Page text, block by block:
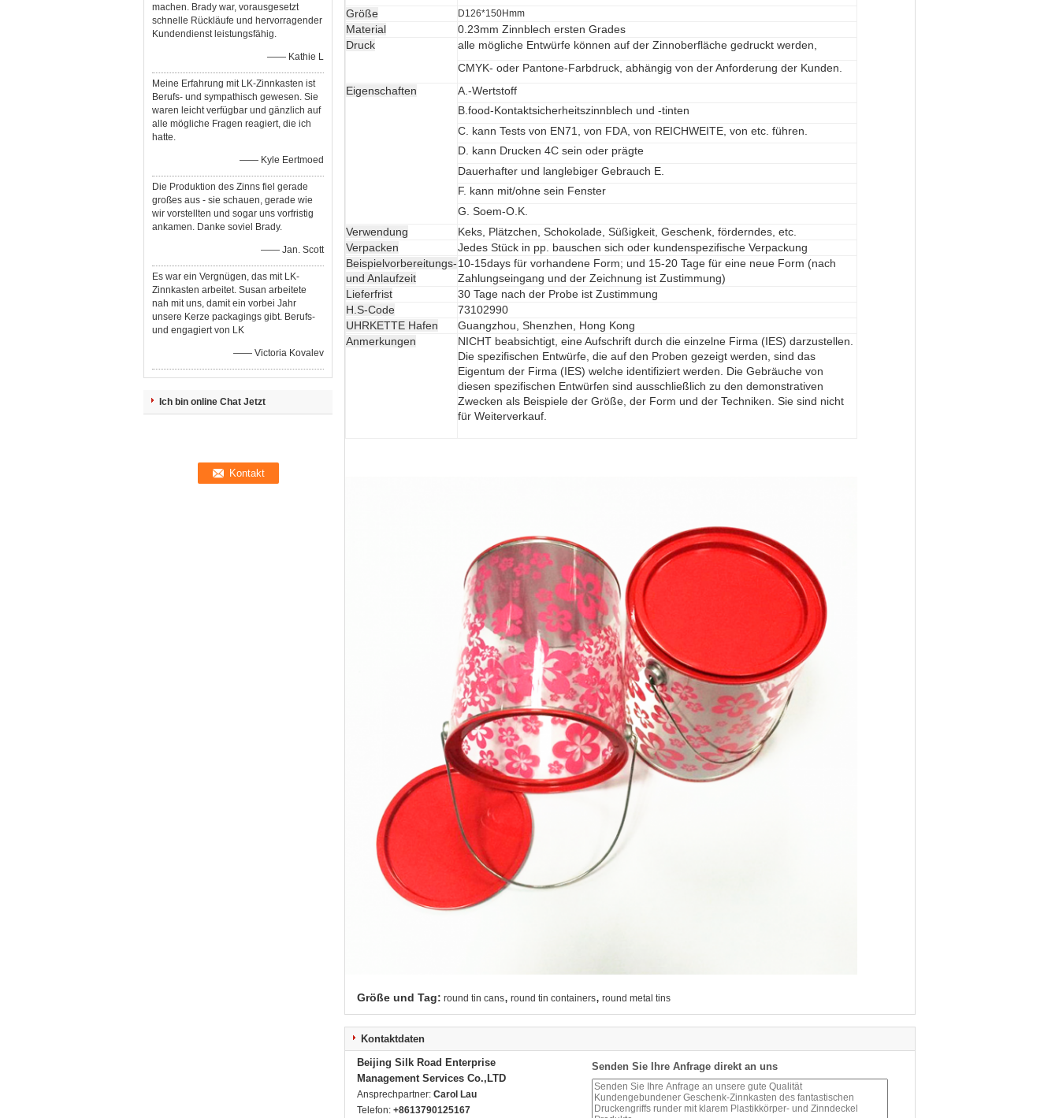
machen. Brady war, vorausgesetzt
schnelle Rückläufe und hervorragender
Kundendienst leistungsfähig.
—— Kathie L
Meine Erfahrung mit LK-Zinnkasten ist
Berufs- und sympathisch gewesen. Sie
waren leicht verfügbar und gänzlich auf
alle mögliche Fragen reagiert, die ich
hatte.
—— Kyle Eertmoed
Die Produktion des Zinns fiel gerade
großes aus - sie schauen, gerade wie
wir vorstellten und sogar uns vorfristig
ankamen. Danke soviel Brady.
—— Jan. Scott
Es war ein Vergnügen, das mit LK-
Zinnkasten arbeitet. Susan arbeitete
nah mit uns, damit ein vorbei Jahr
unsere Kerze packagings gibt. Berufs-
und engagiert von LK
—— Victoria Kovalev
Ich bin online Chat Jetzt
Größe D126*150Hmm
Material
0.23mm Zinnblech ersten Grades
Druck
alle mögliche Entwürfe können auf der Zinnoberfläche gedruckt werden,
CMYK- oder Pantone-Farbdruck, abhängig von der Anforderung der Kunden.
Eigenschaften
A.-Wertstoff
B.food-Kontaktsicherheitszinnblech und -tinten
C. kann Tests von EN71, von FDA, von REICHWEITE, von etc. führen.
D. kann Drucken 4C sein oder prägte
Dauerhafter und langlebiger Gebrauch E.
F. kann mit/ohne sein Fenster
G. Soem-O.K.
Verwendung
Keks, Plätzchen, Schokolade, Süßigkeit, Geschenk, förderndes, etc.
Verpacken
Jedes Stück in pp. bauschen sich oder kundenspezifische Verpackung
Beispielvorbereitungs-
und Anlaufzeit
10-15days für vorhandene Form; und 15-20 Tage für eine neue Form (nach
Zahlungseingang und der Zeichnung ist Zustimmung)
Lieferfrist
30 Tage nach der Probe ist Zustimmung
H.S-Code
73102990
UHRKETTE Hafen
Guangzhou, Shenzhen, Hong Kong
Anmerkungen
NICHT beabsichtigt, eine Aufschrift durch die einzelne Firma (IES) darzustellen.
Die spezifischen Entwürfe, die auf den Proben gezeigt werden, sind das
Eigentum der Firma (IES) welche identifiziert werden. Die Gebräuche von
diesen spezifischen Entwürfen sind ausschließlich zu den demonstrativen
Zwecken als Beispiele der Größe, der Form und der Techniken. Sie sind nicht
für Weiterverkauf.
Größe und Tag: round tin cans, round tin containers, round metal tins
Kontaktdaten
Beijing Silk Road Enterprise
Management Services Co.,LTD
Ansprechpartner: Carol Lau
Telefon: +8613790125167
Senden Sie Ihre Anfrage direkt an uns